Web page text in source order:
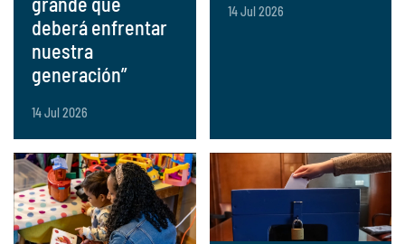
deberá enfrentar
nuestra
generación”
14 Jul 2026
14 Jul 2026